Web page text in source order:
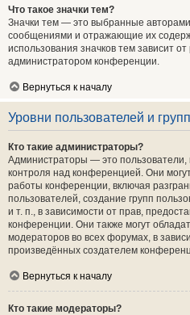
Что такое значки тем?
Значки тем — это выбранные
сообщениями и отражающие их
использования значков тем зависит
администратором конференции.
Вернуться к началу
Уровни пользователей и
Кто такие администраторы?
Администраторы — это
контроля над конференцией. Они
работы конференции, включая
пользователей, создание групп
и т. п., в зависимости от прав,
конференции. Они также могут
модераторов во всех форумах, в
произведённых создателем
Вернуться к началу
Кто такие модераторы?